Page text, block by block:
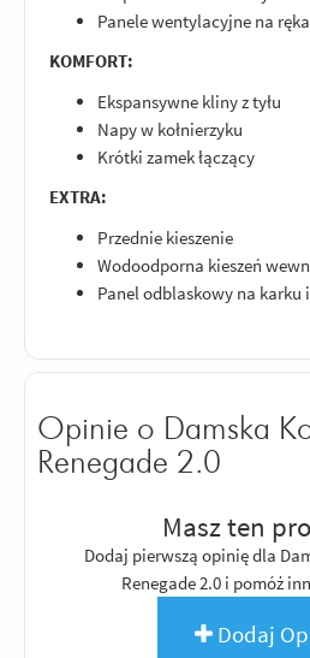
Panele wentylacyjne na
KOMFORT:
Ekspansywne kliny z tyłu
Napy w kołnierzyku
Krótki zamek łączący
EXTRA:
Przednie kieszenie
Wodoodporna kieszeń
Panel odblaskowy na karku
Opinie o Damska
Renegade 2.0
Masz ten
Dodaj pierwszą opinię dla
Renegade 2.0 i pomóż
Dodaj